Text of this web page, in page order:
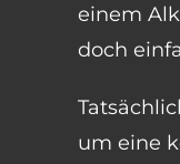
einem
doch
um eine